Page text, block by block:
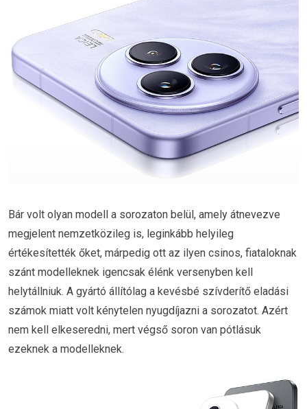
Bár volt olyan modell a sorozaton belül, amely átnevezve
megjelent nemzetközileg is, leginkább helyileg
értékesítették őket, márpedig ott az ilyen csinos, fiataloknak
szánt modelleknek igencsak élénk versenyben kell
helytállniuk. A gyártó állítólag a kevésbé szívderítő eladási
számok miatt volt kénytelen nyugdíjazni a sorozatot. Azért
nem kell elkeseredni, mert végső soron van pótlásuk
ezeknek a modelleknek.